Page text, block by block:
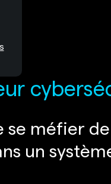
méfier
un